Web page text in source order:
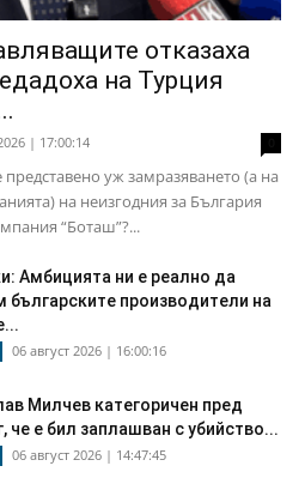
отказаха
на Турция
| 17:00:14
уж замразяването (а на
на неизгодния за България
“Боташ”?...
Амбицията ни е реално да
българските производители на
06 август 2026 | 16:00:16
Милчев категоричен пред
че е бил заплашван с убийство...
06 август 2026 | 14:47:45